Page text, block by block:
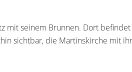
seinem Brunnen. Dort
sichtbar, die Martinskirche mit